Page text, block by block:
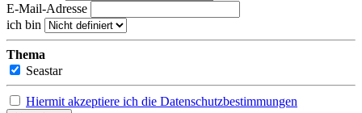
E-Mail-Adresse
ich bin
Thema
Seastar
Hiermit akzeptiere ich die Datenschutzbestimmungen